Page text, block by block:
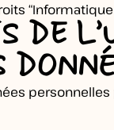
DE